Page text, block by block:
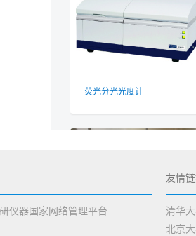
仪器国家网络管理平台
友情
清华
北京